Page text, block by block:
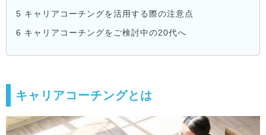
5 キャリアコーチングを活用する際の注意点
6 キャリアコーチングをご検討中の20代へ
キャリアコーチングとは